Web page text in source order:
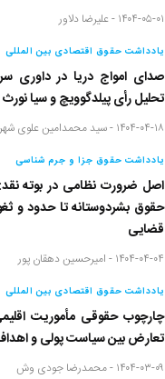
۱۴۰۴-۰۵-۰۱ - علیرضا دلاور
یادداشت حقوق اقتصادی بین المللی
صدای امواج دریا در داوری
تحلیل رأی پیلدگوویچ و سیا نورث
۱۴۰۴-۰۴-۱۸ - سید محمدامین علوی
یادداشت حقوق جزا و جرم شناسی
اصل ضرورت نظامی در بوته
حقوق بشردوستانه تا حدود و
قضایی
۱۴۰۴-۰۴-۰۴ - امیرحسین دهقان پور
یادداشت حقوق اقتصادی بین المللی
چارچوب حقوقی مأموریت
تعارض بین سیاست پولی و
۱۴۰۴-۰۳-۰۹ - محمدرضا جودی وش